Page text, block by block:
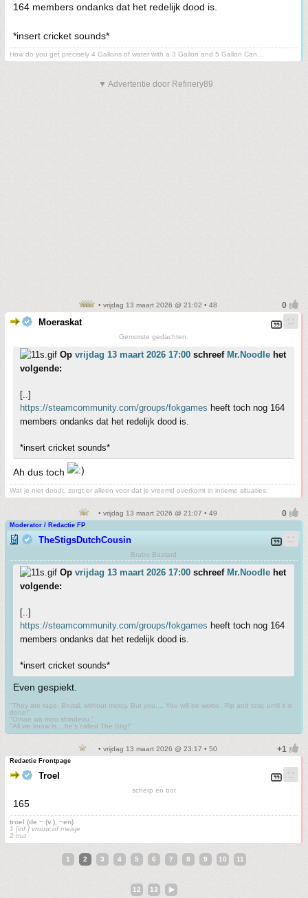
164 members ondanks dat het redelijk dood is.
*insert cricket sounds*
How do you get precisely 4 Gallons of water with a 3 Gallon and 5 Gallon Can...
▼ Advertentie door Refinery89
• vrijdag 13 maart 2026 @ 21:02 • 48
Moeraskat
Gemorste gedachten.
Op vrijdag 13 maart 2026 17:00 schreef Mr.Noodle het
volgende:
[..]
https://steamcommunity.com/groups/fokgames heeft toch nog 164
members ondanks dat het redelijk dood is.
*insert cricket sounds*
Ah dus toch
Wat je niet doodt, zorgt er alleen voor dat je vreemd overkomt in intieme situaties.
• vrijdag 13 maart 2026 @ 21:07 • 49
Moderator / Redactie FP
TheStigsDutchCousin
Brabo Bastard
Op vrijdag 13 maart 2026 17:00 schreef Mr.Noodle het
volgende:
[..]
https://steamcommunity.com/groups/fokgames heeft toch nog 164
members ondanks dat het redelijk dood is.
*insert cricket sounds*
Even gespiekt.
"They are rage. Brutal, without mercy. But you.... You will be worse. Rip and tear, until it is
done!"
"Omae wa mou shindeiru."
"All we know is... he's called The Stig!"
• vrijdag 13 maart 2026 @ 23:17 • 50
Redactie Frontpage
Troel
scherp en bot
165
troel (de ~ (v.), ~en)
1 [inf.] vrouw of meisje
2 trut
1 2 3 4 5 6 7 8 9 10 11
12 13